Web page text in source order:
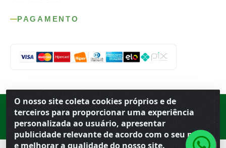
O nosso site coleta cookies próprios e de
terceiros para proporcionar uma experiência
personalizada ao usuário, apresentar
publicidade relevante de acordo com o seu perfil
e melhorar a qualidade do nosso site.
PAGAMENTO
Rod. SP-215, s/n, km 98 — Área Rural Porto Ferreira ·BR
· CEP
· CNPJ 56.679.863/0001-91
© 2026 Atacado Ideal